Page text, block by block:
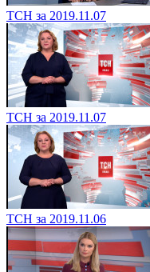
ТСН за 2019.11.07
ТСН за 2019.11.07
ТСН за 2019.11.06